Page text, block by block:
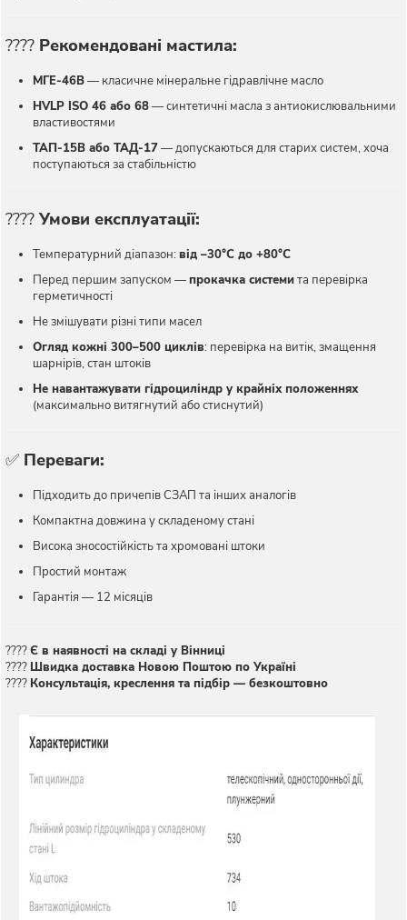
????️ Рекомендовані мастила:
МГЕ-46В— класичне мінеральне гідравлічне масло
HVLP ISO 46 або 68— синтетичні масла з антиокислювальними
властивостями
ТАП-15В або ТАД-17— допускаються для старих систем, хоча
поступаються за стабільністю
????️ Умови експлуатації:
Температурний діапазон:від –30°C до +80°C
Перед першим запуском —прокачка системита перевірка
герметичності
Не змішувати різні типи масел
Огляд кожні 300–500 циклів: перевірка на витік, змащення
шарнірів, стан штоків
Не навантажувати гідроциліндр у крайніх положеннях
(максимально витягнутий або стиснутий)
✅ Переваги:
Підходить до причепів СЗАП та інших аналогів
Компактна довжина у складеному стані
Висока зносостійкість та хромовані штоки
Простий монтаж
Гарантія — 12 місяців
????Є в наявності на складі у Вінниці
???? Швидка доставка Новою Поштою по Україні
???? Консультація, креслення та підбір — безкоштовно